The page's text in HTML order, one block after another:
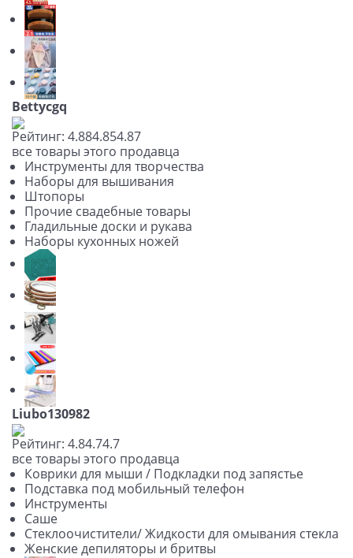
Bettycgq
Рейтинг: 4.884.854.87
все товары этого продавца
Инструменты для творчества
Наборы для вышивания
Штопоры
Прочие свадебные товары
Гладильные доски и рукава
Наборы кухонных ножей
Liubo130982
Рейтинг: 4.84.74.7
все товары этого продавца
Коврики для мыши / Подкладки под запястье
Подставка под мобильный телефон
Инструменты
Саше
Стеклоочистители/ Жидкости для омывания стекла
Женские депиляторы и бритвы